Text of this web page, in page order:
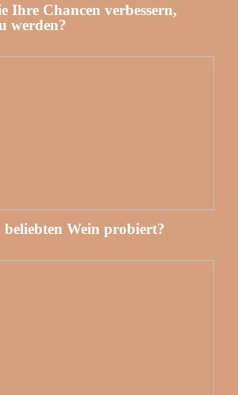
Ihre Chancen verbessern,
werden?
beliebten Wein probiert?